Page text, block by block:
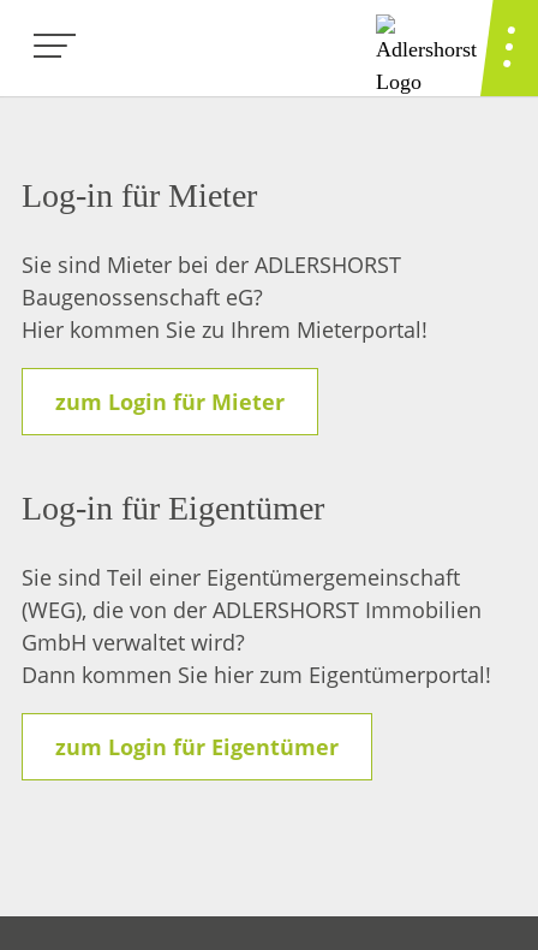
Log-in für Mieter
Sie sind Mieter bei der ADLERSHORST
Baugenossenschaft eG?
Hier kommen Sie zu Ihrem Mieterportal!
zum Login für Mieter
Log-in für Eigentümer
Sie sind Teil einer Eigentümergemeinschaft
(WEG), die von der ADLERSHORST Immobilien
GmbH verwaltet wird?
Dann kommen Sie hier zum Eigentümerportal!
zum Login für Eigentümer